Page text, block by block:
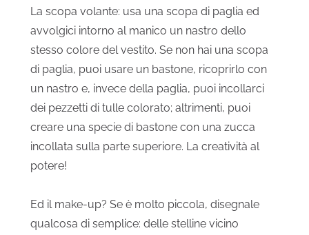
La scopa volante: usa una scopa di paglia ed
avvolgici intorno al manico un nastro dello
stesso colore del vestito. Se non hai una scopa
di paglia, puoi usare un bastone, ricoprirlo con
un nastro e, invece della paglia, puoi incollarci
dei pezzetti di tulle colorato; altrimenti, puoi
creare una specie di bastone con una zucca
incollata sulla parte superiore. La creatività al
potere!
Ed il make-up? Se è molto piccola, disegnale
qualcosa di semplice: delle stelline vicino